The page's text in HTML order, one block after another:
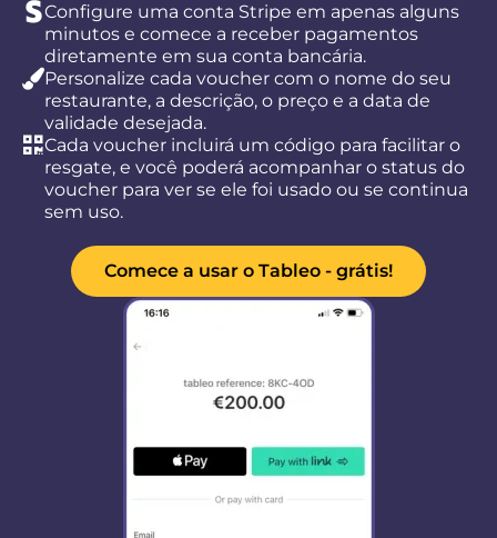
Configure uma conta Stripe em apenas alguns
minutos e comece a receber pagamentos
diretamente em sua conta bancária.
Personalize cada voucher com o nome do seu
restaurante, a descrição, o preço e a data de
validade desejada.
Cada voucher incluirá um código para facilitar o
resgate, e você poderá acompanhar o status do
voucher para ver se ele foi usado ou se continua
sem uso.
Comece a usar o Tableo - grátis!